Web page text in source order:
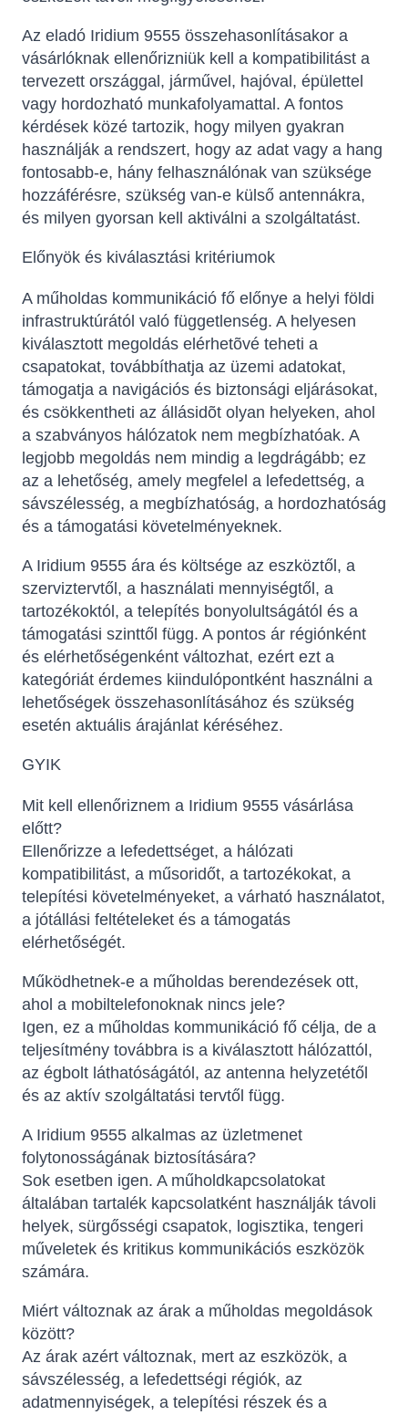
Az eladó Iridium 9555 összehasonlításakor a
vásárlóknak ellenőrizniük kell a kompatibilitást a
tervezett országgal, járművel, hajóval, épülettel
vagy hordozható munkafolyamattal. A fontos
kérdések közé tartozik, hogy milyen gyakran
használják a rendszert, hogy az adat vagy a hang
fontosabb-e, hány felhasználónak van szüksége
hozzáférésre, szükség van-e külső antennákra,
és milyen gyorsan kell aktiválni a szolgáltatást.
Előnyök és kiválasztási kritériumok
A műholdas kommunikáció fő előnye a helyi földi
infrastruktúrától való függetlenség. A helyesen
kiválasztott megoldás elérhetõvé teheti a
csapatokat, továbbíthatja az üzemi adatokat,
támogatja a navigációs és biztonsági eljárásokat,
és csökkentheti az állásidõt olyan helyeken, ahol
a szabványos hálózatok nem megbízhatóak. A
legjobb megoldás nem mindig a legdrágább; ez
az a lehetőség, amely megfelel a lefedettség, a
sávszélesség, a megbízhatóság, a hordozhatóság
és a támogatási követelményeknek.
A Iridium 9555 ára és költsége az eszköztől, a
szerviztervtől, a használati mennyiségtől, a
tartozékoktól, a telepítés bonyolultságától és a
támogatási szinttől függ. A pontos ár régiónként
és elérhetőségenként változhat, ezért ezt a
kategóriát érdemes kiindulópontként használni a
lehetőségek összehasonlításához és szükség
esetén aktuális árajánlat kéréséhez.
GYIK
Mit kell ellenőriznem a Iridium 9555 vásárlása
előtt?
Ellenőrizze a lefedettséget, a hálózati
kompatibilitást, a műsoridőt, a tartozékokat, a
telepítési követelményeket, a várható használatot,
a jótállási feltételeket és a támogatás
elérhetőségét.
Működhetnek-e a műholdas berendezések ott,
ahol a mobiltelefonoknak nincs jele?
Igen, ez a műholdas kommunikáció fő célja, de a
teljesítmény továbbra is a kiválasztott hálózattól,
az égbolt láthatóságától, az antenna helyzetétől
és az aktív szolgáltatási tervtől függ.
A Iridium 9555 alkalmas az üzletmenet
folytonosságának biztosítására?
Sok esetben igen. A műholdkapcsolatokat
általában tartalék kapcsolatként használják távoli
helyek, sürgősségi csapatok, logisztika, tengeri
műveletek és kritikus kommunikációs eszközök
számára.
Miért változnak az árak a műholdas megoldások
között?
Az árak azért változnak, mert az eszközök, a
sávszélesség, a lefedettségi régiók, az
adatmennyiségek, a telepítési részek és a